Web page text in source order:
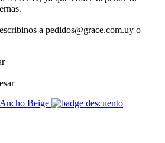
a pedidos@grace.com.uy o